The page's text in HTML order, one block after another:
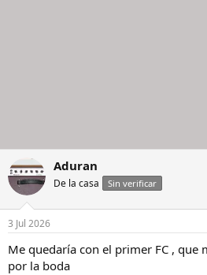
Aduran
De la casa Sin verificar
3 Jul 2026
Me quedaría con el primer FC , que
por la boda